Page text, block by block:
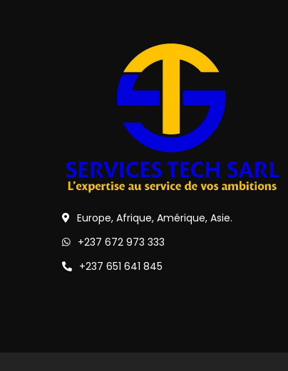
Europe, Afrique, Amérique, Asie.
+237 672 973 333
+237 651 641 845